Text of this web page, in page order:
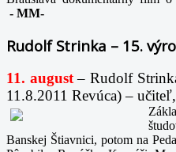
- MM-
Rudolf Strinka – 15.
11. august – Rudolf
11.8.2011 Revúca) –
Banskej Štiavnici, potom na